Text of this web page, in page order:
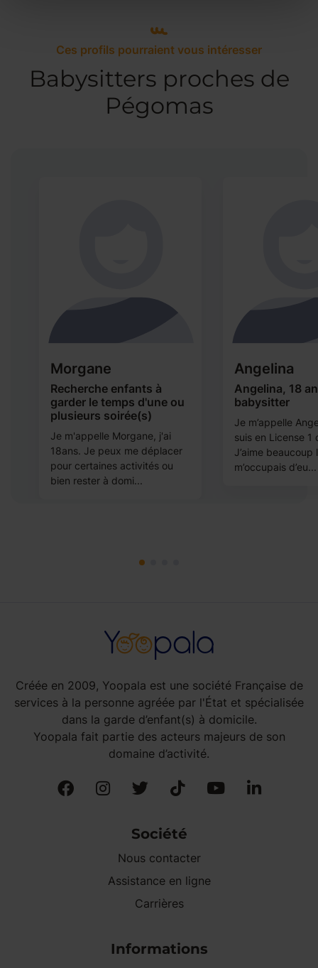
Ces profils pourraient vous intéresser
Babysitters proches de
Pégomas
Morgane
Recherche enfants à
garder le temps d'une ou
plusieurs soirée(s)
Je m'appelle Morgane, j'ai
18ans. Je peux me déplacer
pour certaines activités ou
bien rester à domi...
Angelina
Angelina, 18
babysitter
Je m’appelle
suis en License 1
J’aime beaucoup
m’occupais d’eu...
Créée en 2009, Yoopala est une société Française de
services à la personne agréée par l'État et spécialisée
dans la garde d’enfant(s) à domicile.
Yoopala fait partie des acteurs majeurs de son
domaine d’activité.
Société
Nous contacter
Assistance en ligne
Carrières
Informations